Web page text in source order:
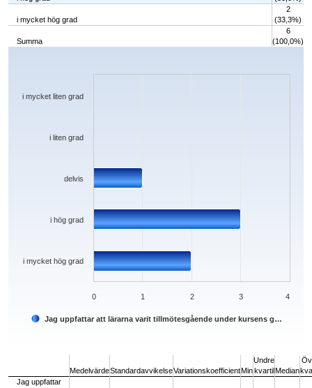
i mycket hög grad
2
(33,3%)
Summa
6
(100,0%)
Chart
The chart has 1 X axis displaying categories.
Jag uppfattar att lärarna varit tillmötesgående under kursens g…
i mycket hög grad
i hög grad
delvis
i liten grad
i mycket liten grad
0 1 2 3 4
MedelvärdeStandardavvikelseVariationskoefficientMin
Undre
kvartilMedian
Jag uppfattar